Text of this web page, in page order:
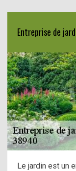
Entreprise de
Le jardin est un